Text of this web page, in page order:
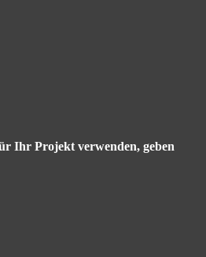
Ihr Projekt verwenden, geben